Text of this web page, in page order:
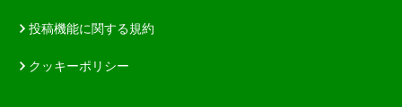
投稿機能に関する規約
クッキーポリシー